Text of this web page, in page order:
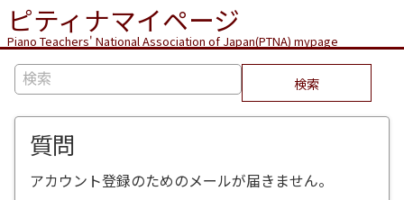
ピティナマイページ
Piano Teachers' National Association of Japan(PTNA) mypage
検索
質問
アカウント登録のためのメールが届きません。